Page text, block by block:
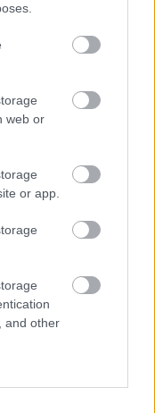
web or
or app.
and other
ismereteit
lett a vasút
dolgozik
Híd-csoport